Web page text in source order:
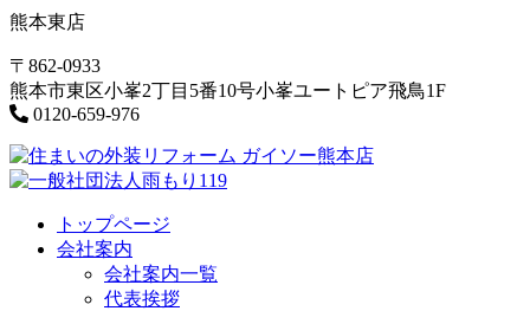
熊本東店
〒862-0933
熊本市東区小峯2丁目5番10号小峯ユートピア飛鳥1F
0120-659-976
トップページ
会社案内
会社案内一覧
代表挨拶